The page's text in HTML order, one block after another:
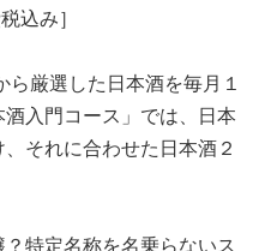
込み］
ら厳選した日本酒を毎月１
入門コース」では、日本
それに合わせた日本酒２
特定名称を名乗らないス